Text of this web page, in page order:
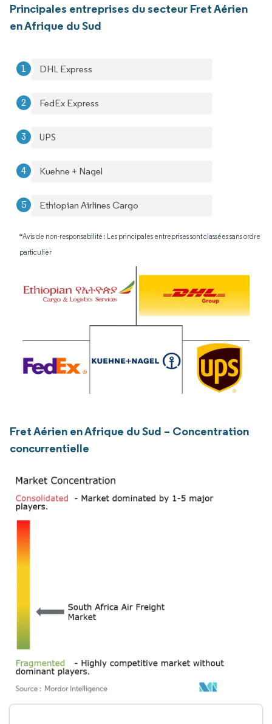
Principales entreprises du secteur Fret Aérien
en Afrique du Sud
DHL Express
FedEx Express
UPS
Kuehne + Nagel
Ethiopian Airlines Cargo
*Avis de non-responsabilité : Les principales entreprises sont classées sans ordre
particulier
Fret Aérien en Afrique du Sud – Concentration
concurrentielle